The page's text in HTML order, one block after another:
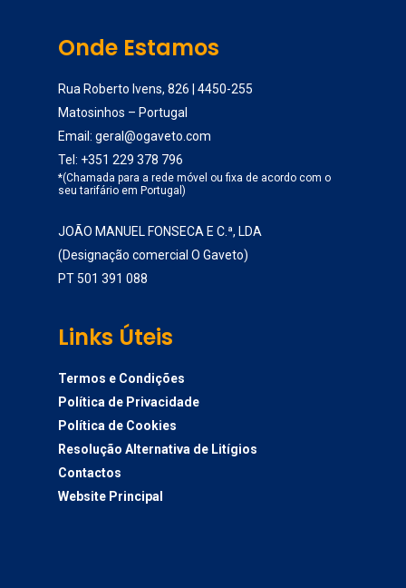
Onde Estamos
Rua Roberto Ivens, 826 | 4450-255
Matosinhos – Portugal
Email: geral@ogaveto.com
Tel: +351 229 378 796
*(Chamada para a rede móvel ou fixa de acordo com o
seu tarifário em Portugal)
JOÃO MANUEL FONSECA E C.ª, LDA
(Designação comercial O Gaveto)
PT 501 391 088
Links Úteis
Termos e Condições
Política de Privacidade
Política de Cookies
Resolução Alternativa de Litígios
Contactos
Website Principal